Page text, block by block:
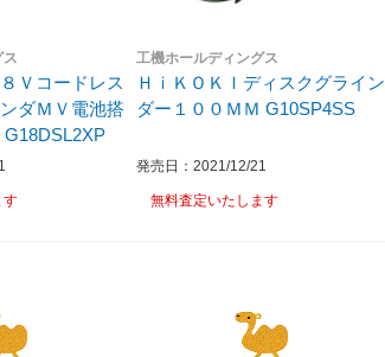
ス
Ｖコードレス
ダＭＶ電池搭
載品１００ｍｍ G18DSL2XP
す
工機ホールディングス
ＨｉＫＯＫＩディスクグライン
ダー１００ＭＭ G10SP4SS
発売日：2021/12/21
無料査定いたします